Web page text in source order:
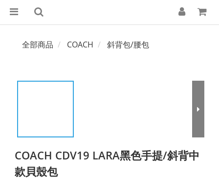
全部商品 COACH 斜背包/腰包
COACH CDV19 LARA黑色手提/斜背中
款貝殼包